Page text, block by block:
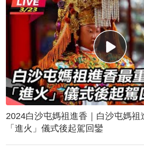
2024白沙屯媽祖進香｜白沙屯媽祖
「進火」儀式後起駕回鑾